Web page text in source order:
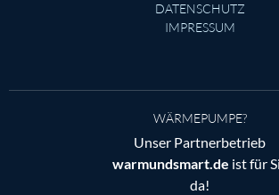
DATENSCHUTZ
IMPRESSUM
WÄRMEPUMPE?
Unser Partnerbetrieb
warmundsmart.de ist für
da!